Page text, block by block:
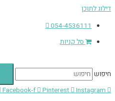
דילוג לתוכן
054-4536111
סל קניות
חיפוש
Facebook-f Pinterest
Instagram